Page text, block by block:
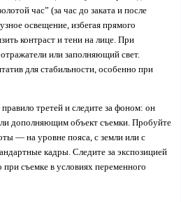
час” (за час до заката и после
освещение, избегая прямого
контраст и тени на лице. При
или заполняющий свет.
для стабильности, особенно при
третей и следите за фоном: он
дополняющим объект съемки. Пробуйте
— на уровне пояса, с земли или с
кадры. Следите за экспозицией
съемке в условиях переменного